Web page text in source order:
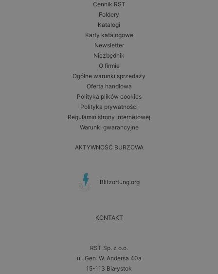
Cennik RST
Foldery
Katalogi
Karty katalogowe
Newsletter
Niezbędnik
O firmie
Ogólne warunki sprzedaży
Oferta handlowa
Polityka plików cookies
Polityka prywatności
Regulamin strony internetowej
Warunki gwarancyjne
AKTYWNOŚĆ BURZOWA
Blitzortung.org
KONTAKT
RST Sp. z o.o.
ul. Gen. W. Andersa 40a
15-113 Białystok